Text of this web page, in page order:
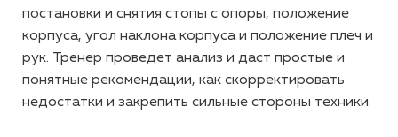
постановки и снятия стопы с опоры, положение
корпуса, угол наклона корпуса и положение плеч и
рук. Тренер проведет анализ и даст простые и
понятные рекомендации, как скорректировать
недостатки и закрепить сильные стороны техники.